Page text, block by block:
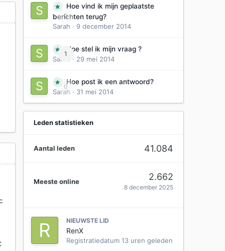
0
Hoe vind ik mijn geplaatste
berichten terug?
Sarah · 9 december 2014
1
Hoe stel ik mijn vraag ?
Sarah
· 29 mei 2014
0
Hoe post ik een antwoord?
Sarah · 31 mei 2014
Leden statistieken
Aantal leden 41.084
Meeste online 2.662
8 december 2025
NIEUWSTE LID
RenX
Registratiedatum 13 uren geleden